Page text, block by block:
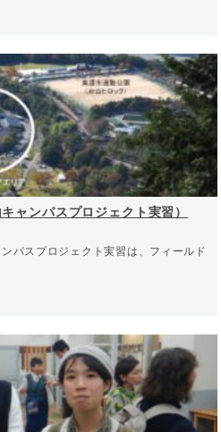
ャンパスプロジェクト実習）
パスプロジェクト実習は、フィールド